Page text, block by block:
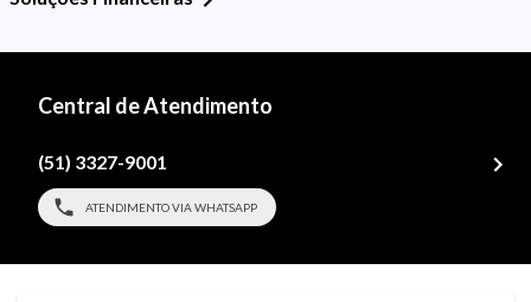
Central de Atendimento
(51) 3327-9001
ATENDIMENTO VIA WHATSAPP